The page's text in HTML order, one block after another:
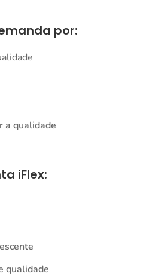
por:
a qualidade
iFlex:
qualidade